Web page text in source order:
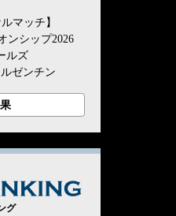
マッチ】
ンシップ2026
ルズ
ゼンチン
グ